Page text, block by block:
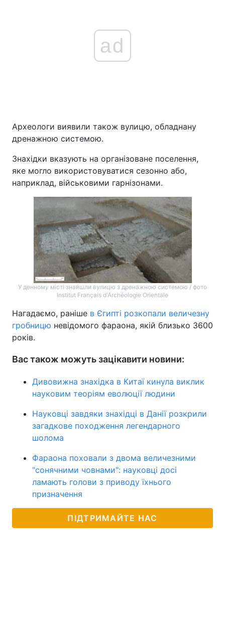
ad
Археологи виявили також вулицю, обладнану
дренажною системою.
Знахідки вказують на організоване поселення,
яке могло використовуватися сезонно або,
наприклад, військовими гарнізонами.
У денному місті знайшли вулицю з дренажною системою / фото
Institut Français d'Archéologie Orientale
Нагадаємо, раніше в Єгипті розкопали величезну
гробницю невідомого фараона, якій близько 3600
років.
Вас також можуть зацікавити новини:
Дивовижна знахідка в Китаї кинула виклик
науковим теоріям еволюції людини
Науковці завдяки знахідці в Данії розкрили
загадкове походження легендарного
шолома
Фараона поховали з двома величезними
"сонячними човнами": науковці досі
ламають голови з приводу їхнього
призначення
ПІДТРИМАЙТЕ НАС